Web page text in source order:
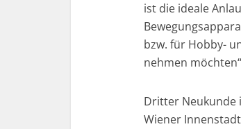
ist die ideale
bzw. für Hobby-
nehmen
Dritter Neukunde
Wiener